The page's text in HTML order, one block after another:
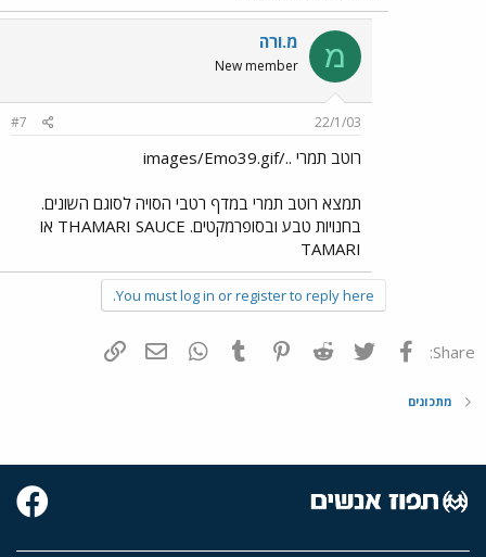
מ מ.ורה
New member
22/1/03
#7
רוטב תמרי ../images/Emo39.gif
תמצא רוטב תמרי במדף רטבי הסויה לסוגם השונים.
בחנויות טבע ובסופרמקטים. THAMARI SAUCE או
TAMARI
You must log in or register to reply here.
Share: פייסבוק Twitter
Reddit
Pinterest
Tumblr
WhatsAppדואר אלקטרוני
מתכונים